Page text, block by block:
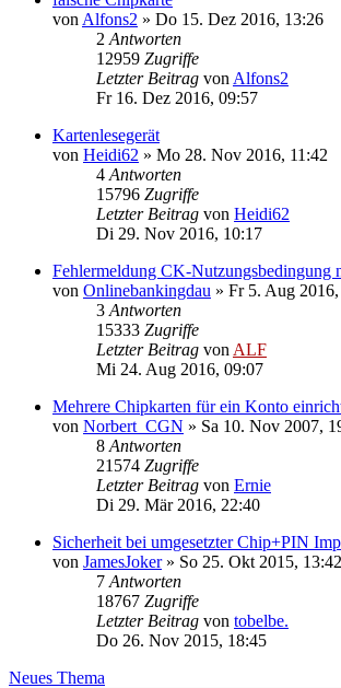
von Alfons2 » Do 15. Dez 2016, 13:26
2 Antworten
12959 Zugriffe
Letzter Beitrag von Alfons2
Fr 16. Dez 2016, 09:57
Kartenlesegerät
von Heidi62 » Mo 28. Nov 2016, 11:42
4 Antworten
15796 Zugriffe
Letzter Beitrag von Heidi62
Di 29. Nov 2016, 10:17
Fehlermeldung CK-Nutzungsbedingung
von Onlinebankingdau » Fr 5. Aug
3 Antworten
15333 Zugriffe
Letzter Beitrag von ALF
Mi 24. Aug 2016, 09:07
Mehrere Chipkarten für ein Konto
von Norbert_CGN » Sa 10. Nov 2007,
8 Antworten
21574 Zugriffe
Letzter Beitrag von Ernie
Di 29. Mär 2016, 22:40
Sicherheit bei umgesetzter Chip+PIN
von JamesJoker» So 25. Okt 2015, 13:42
7 Antworten
18767 Zugriffe
Letzter Beitrag von tobelbe.
Do 26. Nov 2015, 18:45
Neues Thema